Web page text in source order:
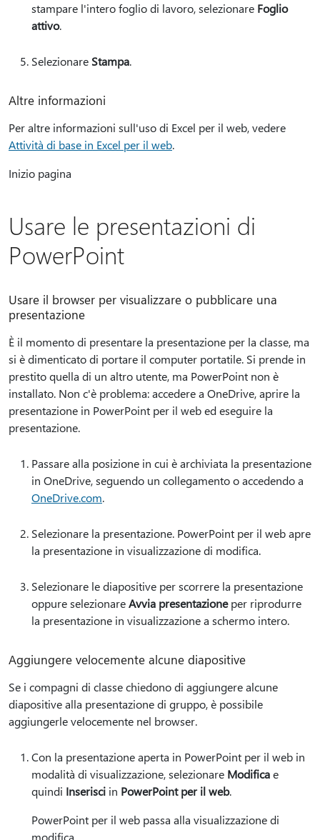
stampare l'intero foglio di lavoro, selezionare Foglio
attivo.
Selezionare Stampa.
Altre informazioni
Per altre informazioni sull'uso di Excel per il web, vedere
Attività di base in Excel per il web.
Inizio pagina
Usare le presentazioni di
PowerPoint
Usare il browser per visualizzare o pubblicare una
presentazione
È il momento di presentare la presentazione per la classe, ma
si è dimenticato di portare il computer portatile. Si prende in
prestito quella di un altro utente, ma PowerPoint non è
installato. Non c'è problema: accedere a OneDrive, aprire la
presentazione in PowerPoint per il web ed eseguire la
presentazione.
Passare alla posizione in cui è archiviata la presentazione
in OneDrive, seguendo un collegamento o accedendo a
OneDrive.com.
Selezionare la presentazione. PowerPoint per il web apre
la presentazione in visualizzazione di modifica.
Selezionare le diapositive per scorrere la presentazione
oppure selezionareAvvia presentazioneper riprodurre
la presentazione in visualizzazione a schermo intero.
Aggiungere velocemente alcune diapositive
Se i compagni di classe chiedono di aggiungere alcune
diapositive alla presentazione di gruppo, è possibile
aggiungerle velocemente nel browser.
Con la presentazione aperta in PowerPoint per il web in
modalità di visualizzazione, selezionare Modificae
quindi Inserisci in PowerPoint per il web.
PowerPoint per il web passa alla visualizzazione di
modifica.